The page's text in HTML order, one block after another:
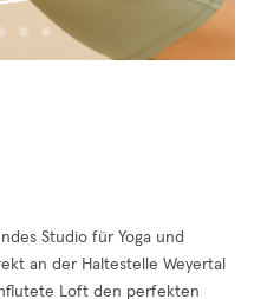
Studio für Yoga und
an der Haltestelle Weyertal
Loft den perfekten